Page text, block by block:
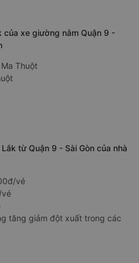
xe giường nằm Quận 9 -
Thuột
từ Quận 9 - Sài Gòn của nhà
vé
tăng giảm đột xuất trong các